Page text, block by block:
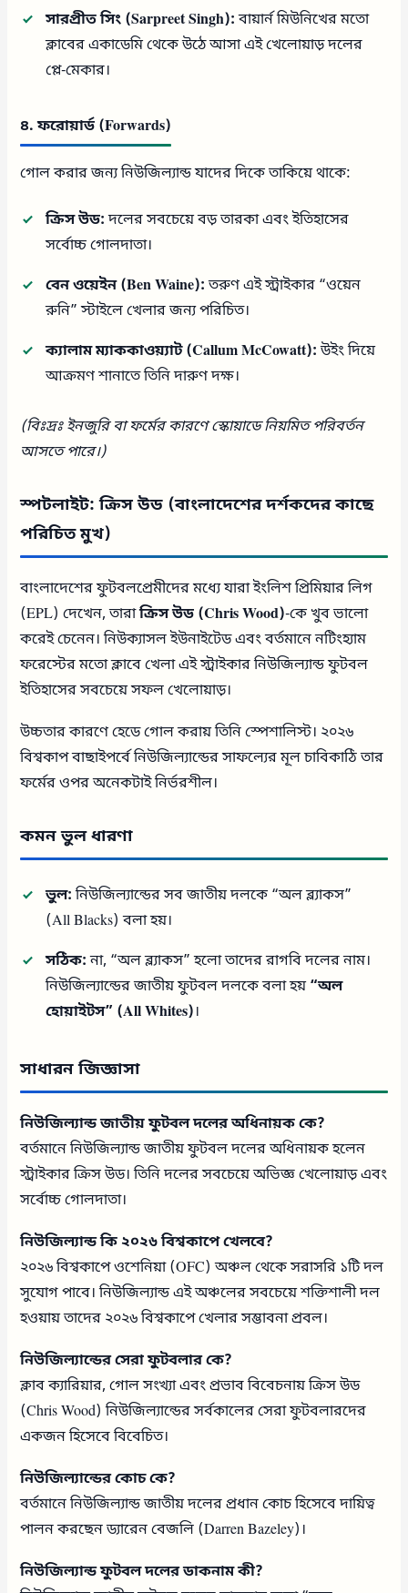
সারপ্রীত সিং (Sarpreet Singh):বায়ার্ন মিউনিখের মতো
ক্লাবের একাডেমি থেকে উঠে আসা এই খেলোয়াড় দলের
প্লে-মেকার।
৪. ফরোয়ার্ড (Forwards)
গোল করার জন্য নিউজিল্যান্ড যাদের দিকে তাকিয়ে থাকে:
ক্রিস উড:দলের সবচেয়ে বড় তারকা এবং ইতিহাসের
সর্বোচ্চ গোলদাতা।
বেন ওয়েইন (Ben Waine):তরুণ এই স্ট্রাইকার “ওয়েন
রুনি” স্টাইলে খেলার জন্য পরিচিত।
ক্যালাম ম্যাককাওয়্যাট (Callum McCowatt):উইং দিয়ে
আক্রমণ শানাতে তিনি দারুণ দক্ষ।
(বিঃদ্রঃ ইনজুরি বা ফর্মের কারণে স্কোয়াডে নিয়মিত পরিবর্তন
আসতে পারে।)
স্পটলাইট: ক্রিস উড (বাংলাদেশের দর্শকদের কাছে
পরিচিত মুখ)
বাংলাদেশের ফুটবলপ্রেমীদের মধ্যে যারা ইংলিশ প্রিমিয়ার লিগ
(EPL) দেখেন, তারাক্রিস উড (Chris Wood)-কে খুব ভালো
করেই চেনেন। নিউক্যাসল ইউনাইটেড এবং বর্তমানে নটিংহ্যাম
ফরেস্টের মতো ক্লাবে খেলা এই স্ট্রাইকার নিউজিল্যান্ড ফুটবল
ইতিহাসের সবচেয়ে সফল খেলোয়াড়।
উচ্চতার কারণে হেডে গোল করায় তিনি স্পেশালিস্ট। ২০২৬
বিশ্বকাপ বাছাইপর্বে নিউজিল্যান্ডের সাফল্যের মূল চাবিকাঠি তার
ফর্মের ওপর অনেকটাই নির্ভরশীল।
কমন ভুল ধারণা
ভুল:নিউজিল্যান্ডের সব জাতীয় দলকে “অল ব্ল্যাকস”
(All Blacks) বলা হয়।
সঠিক:না, “অল ব্ল্যাকস” হলো তাদের রাগবি দলের নাম।
নিউজিল্যান্ডের জাতীয় ফুটবল দলকে বলা হয়“অল
হোয়াইটস” (All Whites)।
সাধারন জিজ্ঞাসা
নিউজিল্যান্ড জাতীয় ফুটবল দলের অধিনায়ক কে?
বর্তমানে নিউজিল্যান্ড জাতীয় ফুটবল দলের অধিনায়ক হলেন
স্ট্রাইকার ক্রিস উড। তিনি দলের সবচেয়ে অভিজ্ঞ খেলোয়াড় এবং
সর্বোচ্চ গোলদাতা।
নিউজিল্যান্ড কি ২০২৬ বিশ্বকাপে খেলবে?
২০২৬ বিশ্বকাপে ওশেনিয়া (OFC) অঞ্চল থেকে সরাসরি ১টি দল
সুযোগ পাবে। নিউজিল্যান্ড এই অঞ্চলের সবচেয়ে শক্তিশালী দল
হওয়ায় তাদের ২০২৬ বিশ্বকাপে খেলার সম্ভাবনা প্রবল।
নিউজিল্যান্ডের সেরা ফুটবলার কে?
ক্লাব ক্যারিয়ার, গোল সংখ্যা এবং প্রভাব বিবেচনায় ক্রিস উড
(Chris Wood) নিউজিল্যান্ডের সর্বকালের সেরা ফুটবলারদের
একজন হিসেবে বিবেচিত।
নিউজিল্যান্ডের কোচ কে?
বর্তমানে নিউজিল্যান্ড জাতীয় দলের প্রধান কোচ হিসেবে দায়িত্ব
পালন করছেন ড্যারেন বেজলি (Darren Bazeley)।
নিউজিল্যান্ড ফুটবল দলের ডাকনাম কী?